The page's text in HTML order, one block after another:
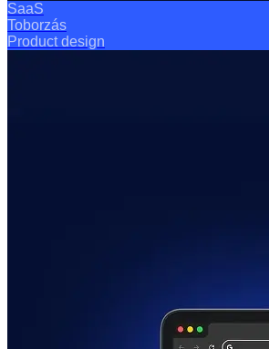
SaaS
Toborzás
Product design